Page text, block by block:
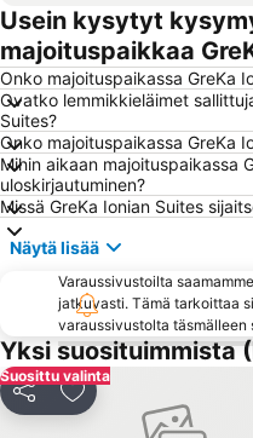
KTEL Kefallonias
Perigiali
Usein kysytyt
majoituspaikkaa
Onko majoituspaikassa GreKa
Ovatko lemmikkieläimet
Suites?
Onko majoituspaikassa GreKa
Mihin aikaan majoituspaikassa
uloskirjautuminen?
Missä GreKa Ionian Suites
Näytä lisää
Varaussivustoilta
jatkuvasti. Tämä tarkoittaa
varaussivustolta
Yksi suosituimmista
Suosittu valinta
Jaa Lisää suosikkeihin